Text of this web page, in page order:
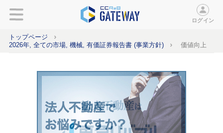
ログイン
トップページ
2026年, 全ての市場, 機械, 有価証券報告書 (事業方針)
価値向上